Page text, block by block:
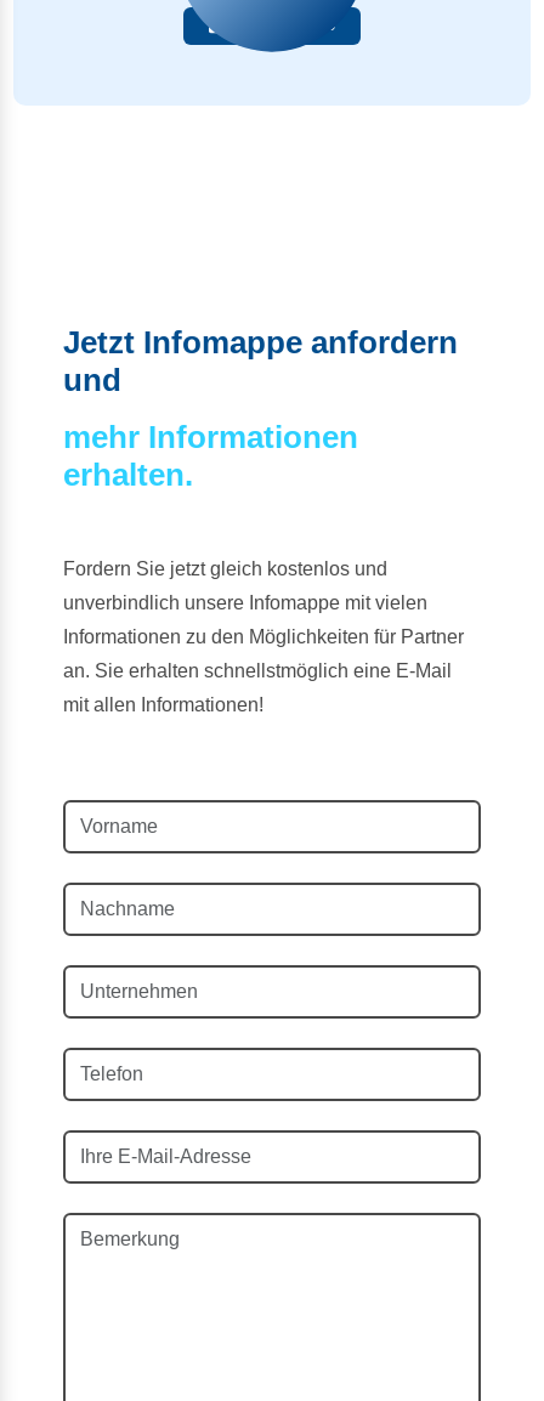
037587397025
Jetzt Infomappe anfordern
und
mehr Informationen
erhalten.
Fordern Sie jetzt gleich kostenlos und
unverbindlich unsere Infomappe mit vielen
Informationen zu den Möglichkeiten für Partner
an. Sie erhalten schnellstmöglich eine E-Mail
mit allen Informationen!